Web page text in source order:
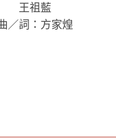
王祖藍
／詞：方家煌